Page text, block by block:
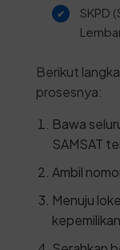
SKPD
Berikut
prosesnya:
Bawa
SAMSAT
Ambil
Menuju